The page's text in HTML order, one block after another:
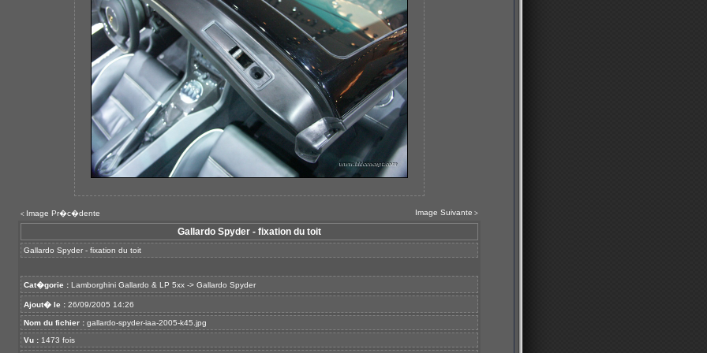
< Image Pr�c�dente Image Suivante >
Gallardo Spyder - fixation du toit
Gallardo Spyder - fixation du toit
Cat�gorie : Lamborghini Gallardo & LP 5xx -> Gallardo Spyder
Ajout� le : 26/09/2005 14:26
Nom du fichier : gallardo-spyder-iaa-2005-k45.jpg
Vu : 1473 fois